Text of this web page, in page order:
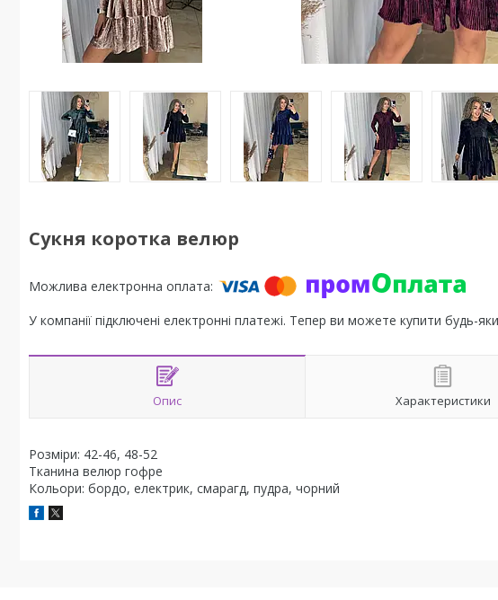
Сукня коротка велюр
У компанії підключені електронні платежі. Тепер ви можете купити будь-
Опис Характеристики
Розміри: 42-46, 48-52
Тканина велюр гофре
Кольори: бордо, електрик, смарагд, пудра, чорний